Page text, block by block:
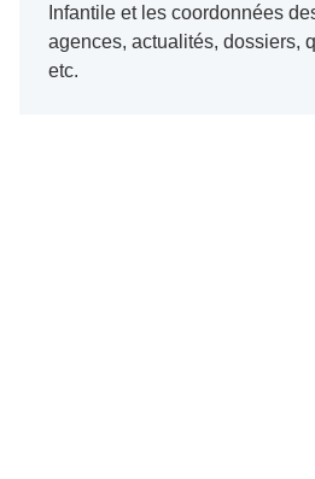
Infantile et les coordonnées
agences, actualités, dossiers,
etc.